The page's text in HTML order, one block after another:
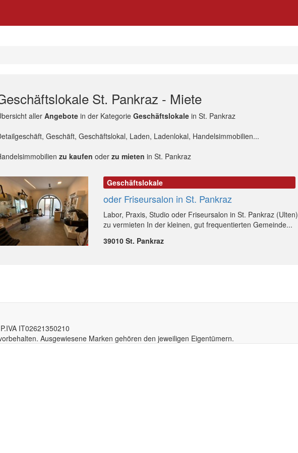
St. Pankraz - Miete
aller Angebotein der Kategorie Geschäftslokalein St. Pankraz
Geschäft, Geschäftslokal, Laden, Ladenlokal, Handelsimmobilien...
zu kaufen oder zu mieten in St. Pankraz
Geschäftslokale
oder Friseursalon in St. Pankraz
Labor, Praxis, Studio oder Friseursalon in St. Pankraz (Ulten)
zu vermieten In der kleinen, gut frequentierten Gemeinde...
39010 St. Pankraz
P.IVA IT02621350210
Ausgewiesene Marken gehören den jeweiligen Eigentümern.